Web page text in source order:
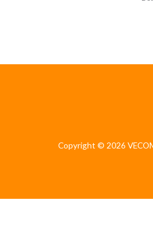
Copyright © 2026